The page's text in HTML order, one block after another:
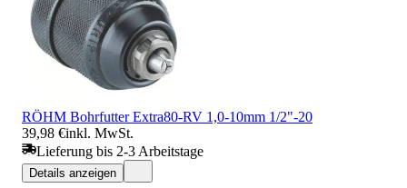
RÖHM Bohrfutter Extra80-RV 1,0-10mm 1/2"-20
39,98 €inkl. MwSt.
Lieferung bis 2-3 Arbeitstage
Details anzeigen